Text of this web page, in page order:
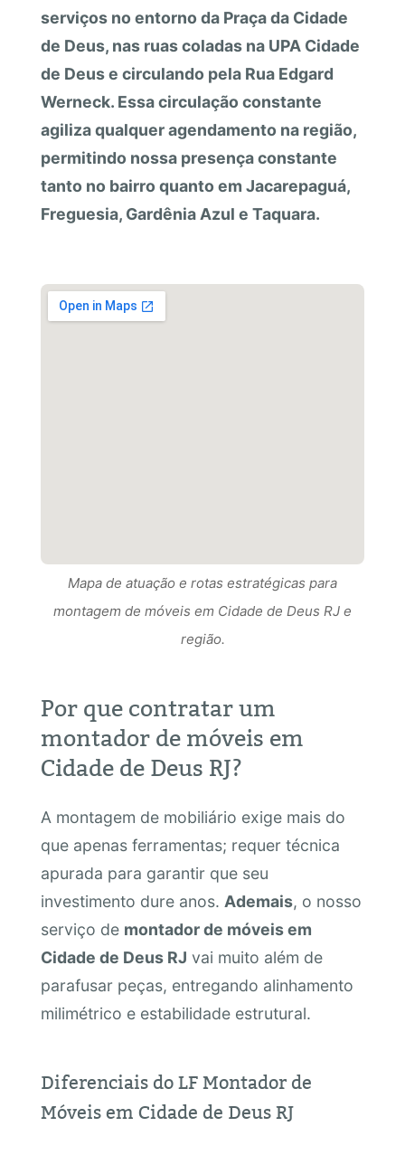
serviços no entorno da Praça da Cidade
de Deus, nas ruas coladas na UPA Cidade
de Deus e circulando pela Rua Edgard
Werneck. Essa circulação constante
agiliza qualquer agendamento na região,
permitindo nossa presença constante
tanto no bairro quanto em Jacarepaguá,
Freguesia, Gardênia Azul e Taquara.
Mapa de atuação e rotas estratégicas para
montagem de móveis em Cidade de Deus RJ e
Mapa de atuação e rotas estratégicas para
Mapa de atuação e rotas estratégicas para
montagem de móveis em Cidade de Deus RJ e
região.
Por que contratar um
montador de móveis em
Cidade de Deus RJ?
A montagem de mobiliário exige mais do
que apenas ferramentas; requer técnica
apurada para garantir que seu
investimento dure anos. Ademais, o nosso
serviço de montador de móveis em
Cidade de Deus RJ vai muito além de
parafusar peças, entregando alinhamento
milimétrico e estabilidade estrutural.
Diferenciais do LF Montador de
Móveis em Cidade de Deus RJ